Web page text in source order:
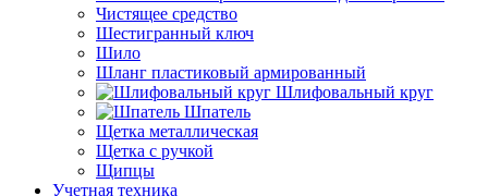
Чистящее средство
Шестигранный ключ
Шило
Шланг пластиковый армированный
Шлифовальный круг
Шпатель
Щетка металлическая
Щетка с ручкой
Щипцы
Учетная техника